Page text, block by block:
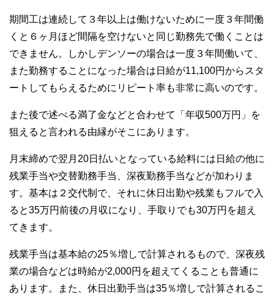
期間工は連続して３年以上は働けないために一度３年間働
くと６ヶ月ほど間隔を空けないと同じ勤務先で働くことは
できません。しかしデンソーの場合は一度３年間働いて、
また勤務することになった場合は日給が11,100円からスタ
ートしてもらえるためにリピート率も非常に高いのです。
また後で述べる満了金などと合わせて「年収500万円」を
狙えると言われる由縁がそこにあります。
月末締めで翌月20日払いとなっている給料には日給の他に
残業手当や交替勤務手当、深夜勤務手当などが加わりま
す。基本は２交代制で、それに休日出勤や残業もフルで入
ると35万円前後の月収になり、手取りでも30万円を超え
てきます。
残業手当は基本給の25％増しで計算されるもので、深夜残
業の場合などは時給が2,000円を超えてくることも普通に
あります。また、休日出勤手当は35％増しで計算されるこ